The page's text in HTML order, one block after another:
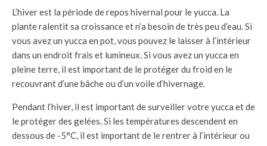
L’hiver est la période de repos hivernal pour le yucca. La
plante ralentit sa croissance et n’a besoin de très peu d’eau. Si
vous avez un yucca en pot, vous pouvez le laisser à l’intérieur
dans un endroit frais et lumineux. Si vous avez un yucca en
pleine terre, il est important de le protéger du froid en le
recouvrant d’une bâche ou d’un voile d’hivernage.
Pendant l’hiver, il est important de surveiller votre yucca et de
le protéger des gelées. Si les températures descendent en
dessous de -5°C, il est important de le rentrer à l’intérieur ou